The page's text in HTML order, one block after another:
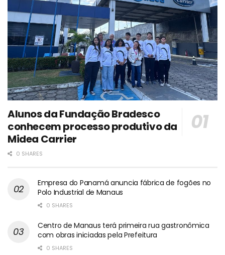
Alunos da Fundação Bradesco
conhecem processo produtivo da
Midea Carrier
0 SHARES
Empresa do Panamá anuncia fábrica de fogões no
Polo Industrial de Manaus
0 SHARES
Centro de Manaus terá primeira rua gastronômica
com obras iniciadas pela Prefeitura
0 SHARES